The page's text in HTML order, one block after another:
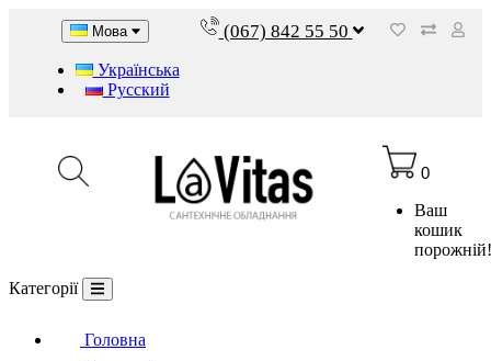
Мова
Українська
Русский
(067) 842 55 50
0
Ваш
кошик
Категорії
Головна